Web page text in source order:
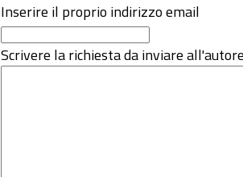
Inserire il proprio indirizzo email
Scrivere la richiesta da inviare all'autore